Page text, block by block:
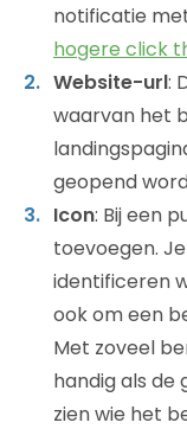
notificatie
hogere click
Website-url:
waarvan het
geopend
Icon: Bij een
toevoegen.
identificeren
ook om een
Met zoveel
handig als de
zien wie het